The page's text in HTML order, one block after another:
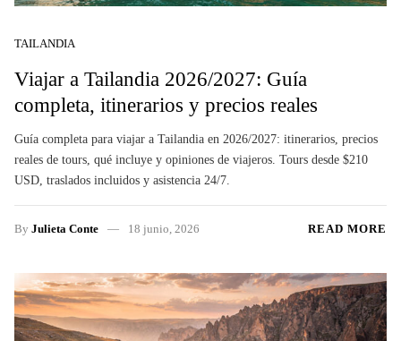
TAILANDIA
Viajar a Tailandia 2026/2027: Guía
completa, itinerarios y precios reales
Guía completa para viajar a Tailandia en 2026/2027: itinerarios, precios
reales de tours, qué incluye y opiniones de viajeros. Tours desde $210
USD, traslados incluidos y asistencia 24/7.
By Julieta Conte 18 junio, 2026 READ MORE